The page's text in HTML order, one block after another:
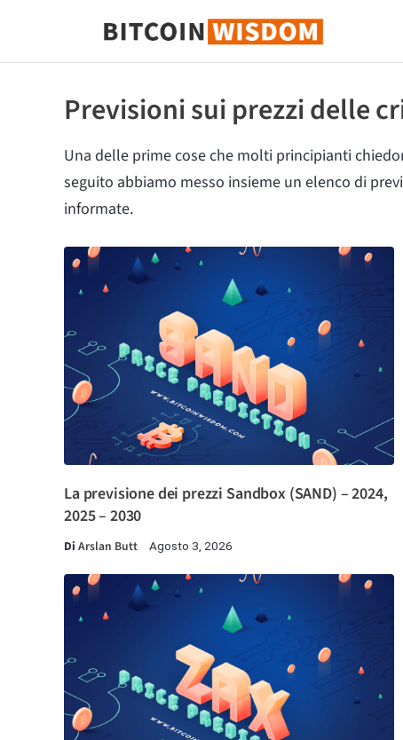
Saggezza Bitcoin
Previsioni sui prezzi delle
Una delle prime cose che molti principianti
seguito abbiamo messo insieme un elenco di
informate.
La previsione dei prezzi Sandbox (SAND) – 2024,
2025 – 2030
Di Arslan Butt Agosto 3, 2026